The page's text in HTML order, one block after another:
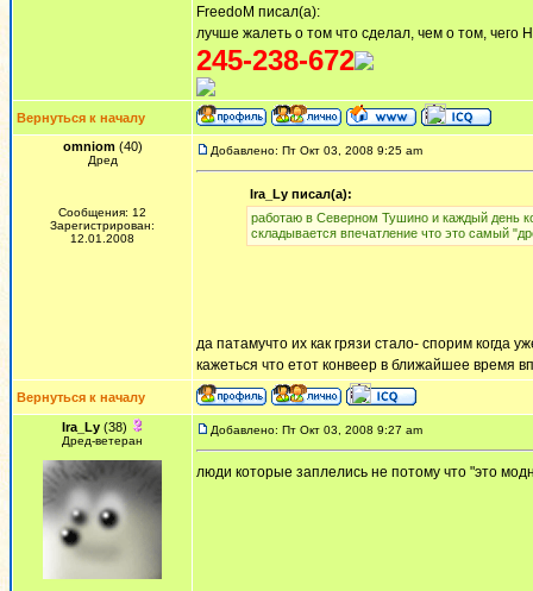
FreedoM писал(а):
лучше жалеть о том что сделал, чем о том, чего
245-238-672
Вернуться к началу
omniom(40)
Дред
Сообщения: 12
Зарегистрирован:
12.01.2008
Добавлено: Пт Окт 03, 2008 9:25 am
Ira_Ly писал(а):
работаю в Северном Тушино и каждый день
складывается впечатление что это самый
да патамучто их как грязи стало- спорим когда
кажеться что етот конвеер в ближайшее время
Вернуться к началу
Ira_Ly(38)
Дред-ветеран
Добавлено: Пт Окт 03, 2008 9:27 am
люди которые заплелись не потому что "это